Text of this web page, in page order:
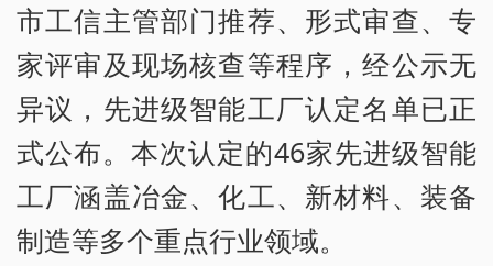
市工信主管部门推荐、形式审查、专
家评审及现场核查等程序，经公示无
异议，先进级智能工厂认定名单已正
式公布。本次认定的46家先进级智能
工厂涵盖冶金、化工、新材料、装备
制造等多个重点行业领域。